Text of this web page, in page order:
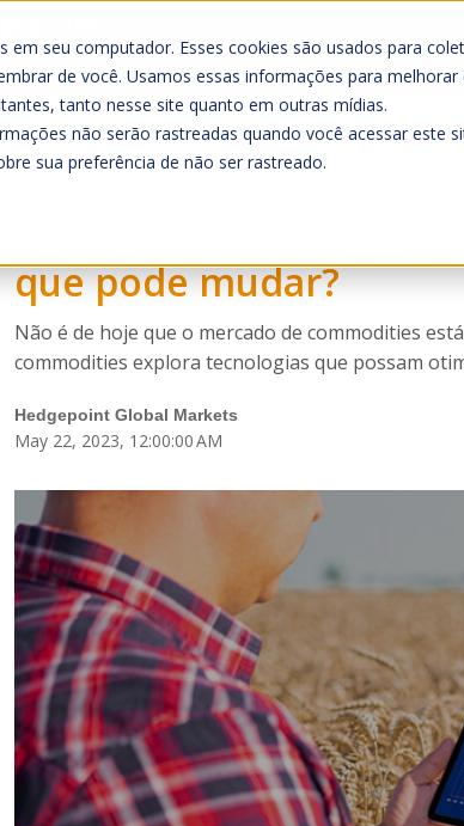
em seu computador. Esses cookies são usados para
de você. Usamos essas informações para
tanto nesse site quanto em outras mídias.
não serão rastreadas quando você acessar este
sua preferência de não ser rastreado.
Home O que Fazemos
Inteligência artificial
que pode mudar?
Não é de hoje que o mercado de commodities
commodities explora tecnologias que possam
Hedgepoint Global Markets
May 22, 2023, 12:00:00 AM